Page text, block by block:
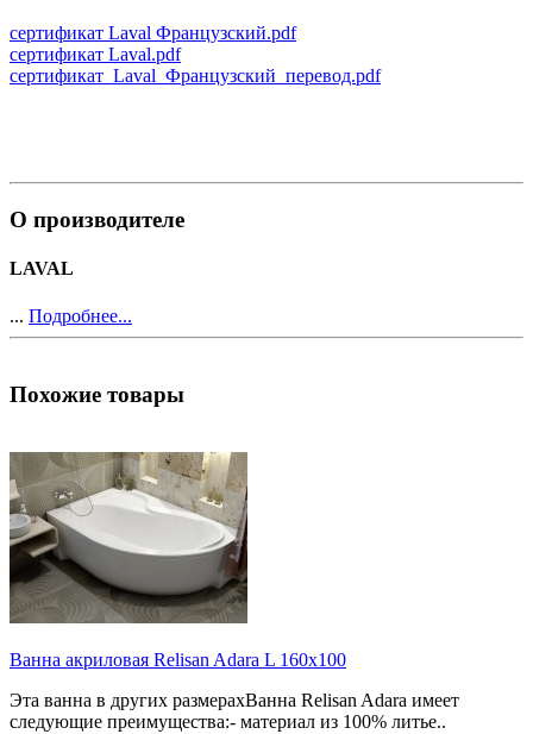
сертификат Laval Французский.pdf
сертификат Laval.pdf
сертификат_Laval_Французский_перевод.pdf
О производителе
LAVAL
... Подробнее...
Похожие товары
Ванна акриловая Relisan Adara L 160х100
Эта ванна в других размерахВанна Relisan Adara имеет
следующие преимущества:- материал из 100% литье..